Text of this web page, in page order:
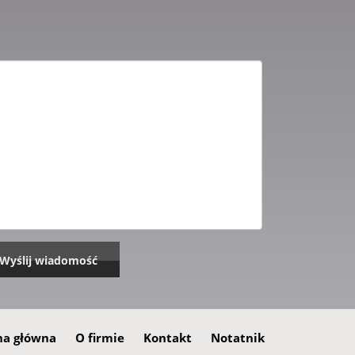
główna O firmie Kontakt Notatnik